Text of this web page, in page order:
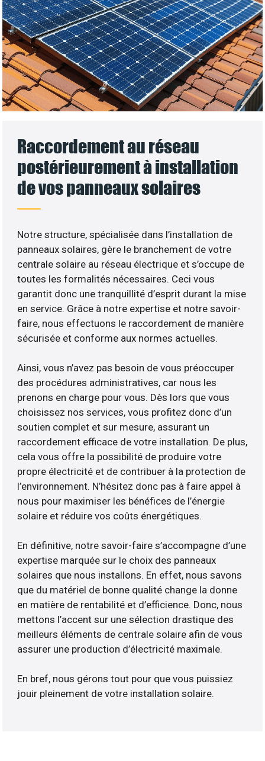
Raccordement au réseau
postérieurement à installation
de vos panneaux solaires
Notre structure, spécialisée dans l’installation de
panneaux solaires, gère le branchement de votre
centrale solaire au réseau électrique et s’occupe de
toutes les formalités nécessaires. Ceci vous
garantit donc une tranquillité d’esprit durant la mise
en service. Grâce à notre expertise et notre savoir-
faire, nous effectuons le raccordement de manière
sécurisée et conforme aux normes actuelles.
Ainsi, vous n’avez pas besoin de vous préoccuper
des procédures administratives, car nous les
prenons en charge pour vous. Dès lors que vous
choisissez nos services, vous profitez donc d’un
soutien complet et sur mesure, assurant un
raccordement efficace de votre installation. De plus,
cela vous offre la possibilité de produire votre
propre électricité et de contribuer à la protection de
l’environnement. N’hésitez donc pas à faire appel à
nous pour maximiser les bénéfices de l’énergie
solaire et réduire vos coûts énergétiques.
En définitive, notre savoir-faire s’accompagne d’une
expertise marquée sur le choix des panneaux
solaires que nous installons. En effet, nous savons
que du matériel de bonne qualité change la donne
en matière de rentabilité et d’efficience. Donc, nous
mettons l’accent sur une sélection drastique des
meilleurs éléments de centrale solaire afin de vous
assurer une production d’électricité maximale.
En bref, nous gérons tout pour que vous puissiez
jouir pleinement de votre installation solaire.